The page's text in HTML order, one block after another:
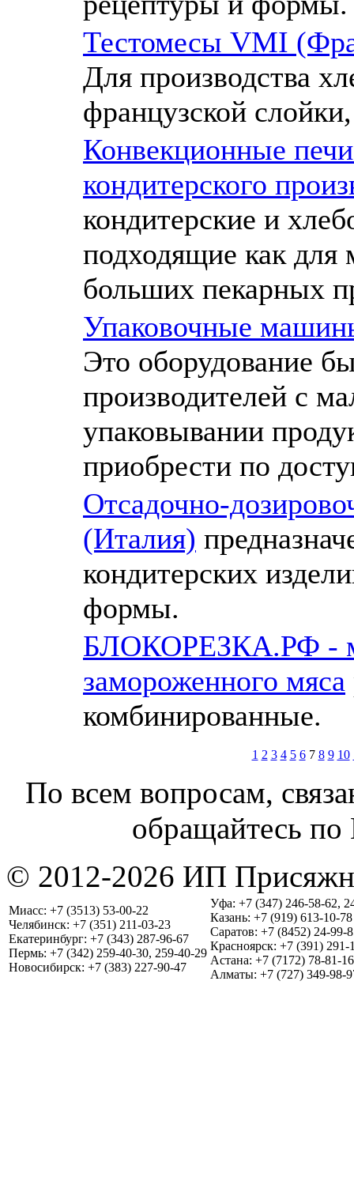
Тестомесы VMI
Для производства
французской
Конвекционные
кондитерского
кондитерские и
подходящие как для
больших пекарных
Упаковочные
Это оборудование
производителей с
упаковывании
приобрести по
Отсадочно-
(Италия)
кондитерских
формы.
БЛОКОРЕЗКА.РФ -
замороженного мяса
комбинированные.
1 2 3 4 5 67 8 9 10
По всем вопросам,
обращайтесь
© 2012-2026 ИП
Миасс: +7 (3513) 53-00-22
Челябинск: +7 (351) 211-03-23
Екатеринбург: +7 (343) 287-96-67
Пермь: +7 (342) 259-40-30, 259-40-29
Новосибирск: +7 (383) 227-90-47
Уфа: +7 (347) 246-58-62,
Казань: +7 (919) 613-10-78
Саратов: +7 (8452) 24-99-
Красноярск: +7 (391) 291-
Астана: +7 (7172) 78-81-16
Алматы: +7 (727) 349-98-